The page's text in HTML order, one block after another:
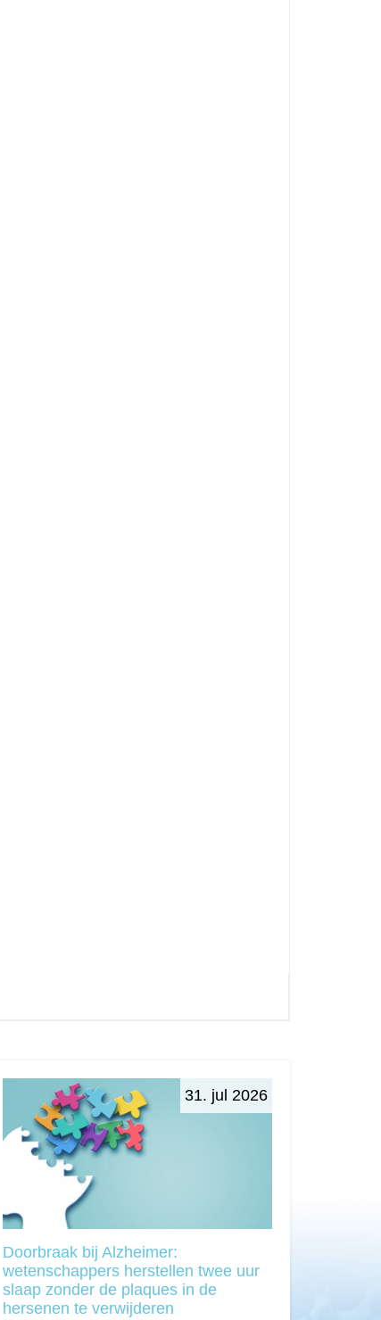
31. jul 2026
Doorbraak bij Alzheimer:
wetenschappers herstellen twee uur
slaap zonder de plaques in de
hersenen te verwijderen